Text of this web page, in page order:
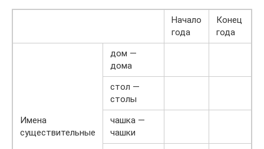
Начало
года
Конец
года
Имена
существительные
дом —
дома
стол —
столы
чашка —
чашки